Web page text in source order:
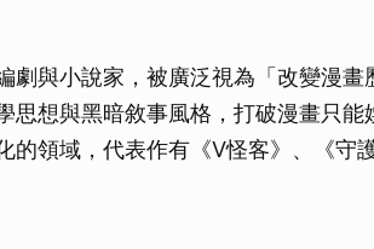
劇與小說家，被廣泛視為「改變漫畫
思想與黑暗敘事風格，打破漫畫只能
領域，代表作有《V怪客》、《守護